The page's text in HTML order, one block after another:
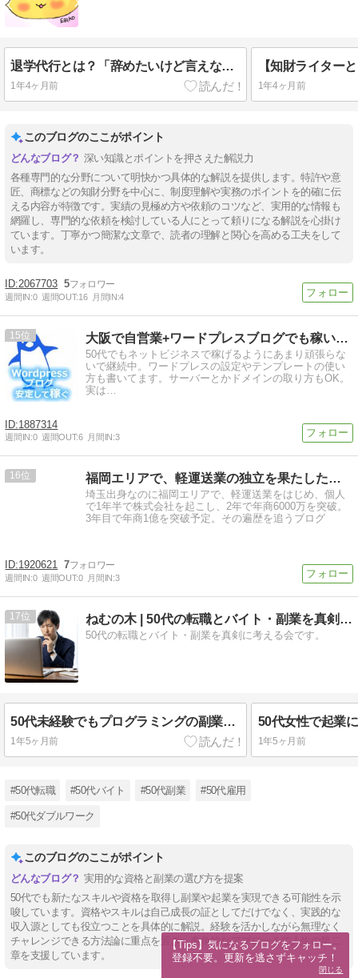
退学代行とは？「辞めたいけど言えない」18歳以上のための支援サービス
1年4ヶ月前 1年4ヶ月前
このブログのここがポイント
深い知識とポイントを押さえた解説力
各種専門的な分野について明快かつ具体的な解説を提供します。特許や意
匠、商標などの知財分野を中心に、制度理解や実務のポイントを的確に伝
える内容が特徴です。実績の見極め方や依頼のコツなど、実用的な情報も
網羅し、専門的な依頼を検討している人にとって頼りになる解説を心掛け
ています。丁寧かつ簡潔な文章で、読者の理解と関心を高める工夫をして
います。
2067703 5
週間IN:0 週間OUT:16 月間IN:4
15 大阪で自営業+ワードプレスブログでも稼いで収入を増やす
50代でもネットビジネスで稼げるようにあまり頑張らな
いで継続中。ワードプレスの設定やテンプレートの使い
方も書いてます。サーバーとかドメインの取り方もOK。
実は…
1887314
週間IN:0 週間OUT:6 月間IN:3
16 福岡エリアで、軽運送業の独立を果たした阪神ファンのブログ
埼玉出身なのに福岡エリアで、軽運送業をはじめ、個人
で1年半で株式会社を起こし、2年で年商6000万を突破。
3年目で年商1億を突破予定。その遍歴を追うブログ
1920621 7
週間IN:0 週間OUT:0 月間IN:3
17 ねむの木 | 50代の転職とバイト・副業を真剣に考える会
50代の転職とバイト・副業を真剣に考える会です。
50代未経験でもプログラミングの副業を始められる？初心者におすすめ
1年5ヶ月前 1年5ヶ月前
#50代転職 #50代バイト #50代副業 #50代雇用
#50代ダブルワーク
このブログのここがポイント
実用的な資格と副業の選び方を提案
50代でも新たなスキルや資格を取得し副業や起業を実現できる可能性を示
唆しています。資格やスキルは自己成長の証としてだけでなく、実践的な
収入源としても役立つことを具体的に解説。経験を活かしながら無理なく
チャレンジできる方法論に重点を置き、多角的なアプローチで人生の第二
章を支援しています。
【Tips】気になるブログをフォロー。
登録不要。更新を逃さずキャッチ！
閉じる